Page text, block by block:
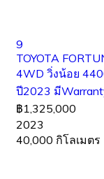
9
TOYOTA
4WD วิ่งน้อย
ปี2023 มี
฿1,325,000
2023
40,000 กิโลเมตร